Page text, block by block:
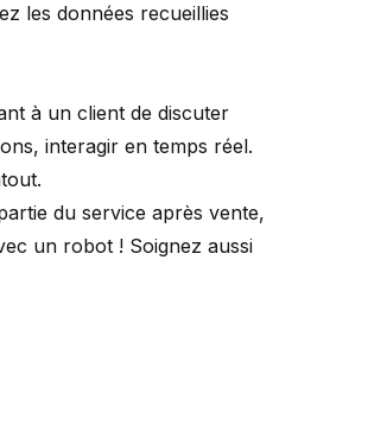
les données recueillies
à un client de discuter
interagir en temps réel.
du service après vente,
un robot ! Soignez aussi